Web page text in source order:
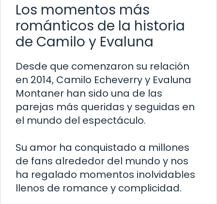
Los momentos más
románticos de la historia
de Camilo y Evaluna
Desde que comenzaron su relación
en 2014, Camilo Echeverry y Evaluna
Montaner han sido una de las
parejas más queridas y seguidas en
el mundo del espectáculo.
Su amor ha conquistado a millones
de fans alrededor del mundo y nos
ha regalado momentos inolvidables
llenos de romance y complicidad.